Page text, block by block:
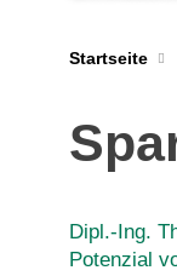
Startseite
Dipl.-Ing.
Potenzial